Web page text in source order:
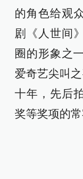
的角色给观
剧《人世间
圈的形象之
爱奇艺尖叫
十年，先后
奖等奖项的常